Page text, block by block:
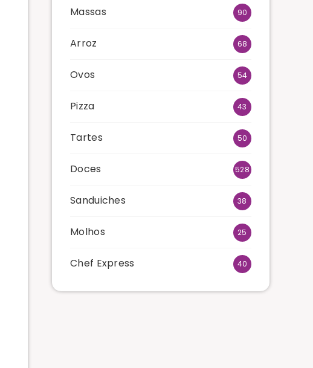
Massas 90
Arroz 68
Ovos 54
Pizza 43
Tartes 50
Doces 528
Sanduiches 38
Molhos 25
Chef Express 40